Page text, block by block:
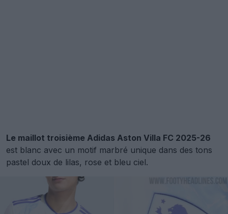
Le maillot troisième Adidas Aston Villa FC 2025-26
est blanc avec un motif marbré unique dans des tons
pastel doux de lilas, rose et bleu ciel.